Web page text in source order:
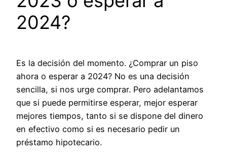
2024?
Es la decisión del momento. ¿Comprar un piso
ahora o esperar a 2024? No es una decisión
sencilla, si nos urge comprar. Pero adelantamos
que si puede permitirse esperar, mejor esperar
mejores tiempos, tanto si se dispone del dinero
en efectivo como si es necesario pedir un
préstamo hipotecario.